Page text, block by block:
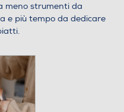
meno strumenti da
e più tempo da dedicare
vengono lavorati
consistenti come
funzioni intelligenti
e tempo di